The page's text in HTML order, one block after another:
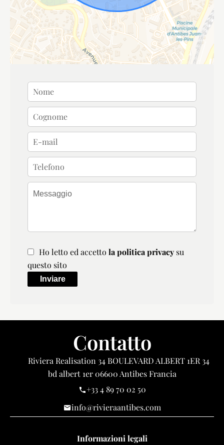
Ho letto ed accetto la politica privacy su
questo sito
Inviare
Contatto
Riviera Realisation 34 BOULEVARD ALBERT 1ER 34
bd albert 1er06600 Antibes Francia
+33 4 89 70 02 50
info@rivieraantibes.com
Informazioni legali